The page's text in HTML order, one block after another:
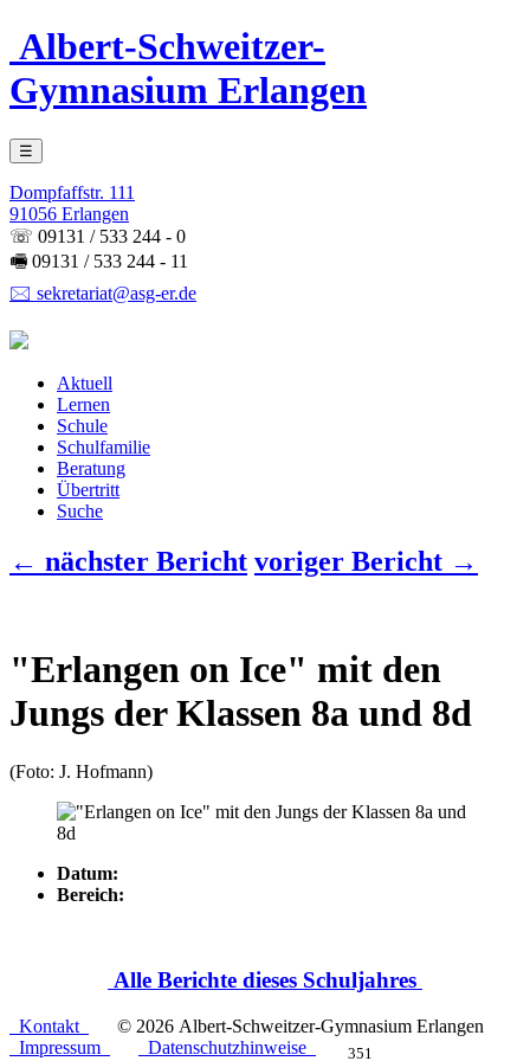
Albert-Schweitzer-
Gymnasium Erlangen
☰
Dompfaffstr. 111
91056 Erlangen
☏ 09131 / 533 244 - 0
🖷 09131 / 533 244 - 11
🖂 sekretariat@asg-er.de
Aktuell
Lernen
Schule
Schulfamilie
Beratung
Übertritt
Suche
← nächster Bericht voriger Bericht →
"Erlangen on Ice" mit den
Jungs der Klassen 8a und 8d
(Foto: J. Hofmann)
Datum:
Bereich:
Alle Berichte dieses Schuljahres
Kontakt
© 2026 Albert-Schweitzer-Gymnasium Erlangen
Impressum
Datenschutzhinweise 351